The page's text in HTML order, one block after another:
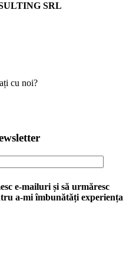
SRL
cu noi?
e-mailuri și să urmăresc
a-mi îmbunătăți experiența